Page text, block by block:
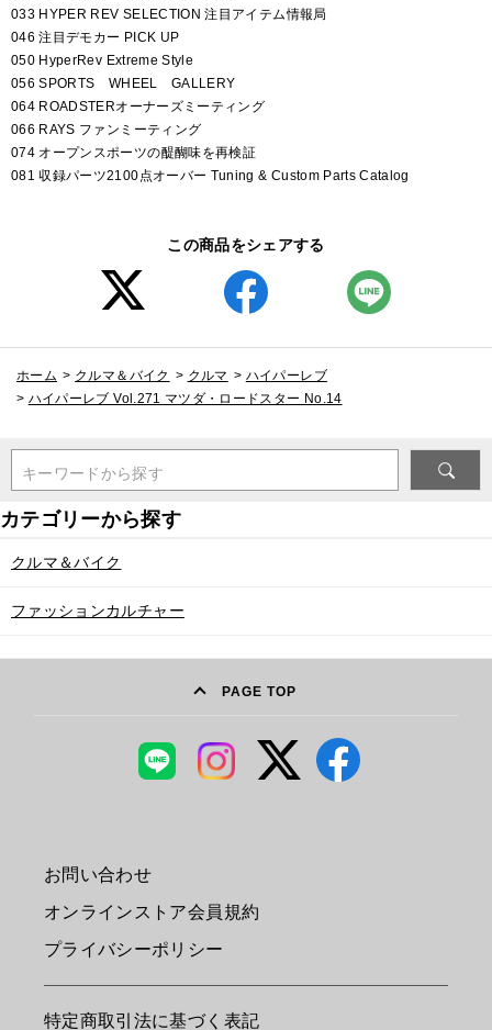
033 HYPER REV SELECTION 注目アイテム情報局
046 注目デモカー PICK UP
050 HyperRev Extreme Style
056 SPORTS WHEEL GALLERY
064 ROADSTERオーナーズミーティング
066 RAYS ファンミーティング
074 オープンスポーツの醍醐味を再検証
081 収録パーツ2100点オーバー Tuning & Custom Parts Catalog
この商品をシェアする
ホーム > クルマ＆バイク > クルマ > ハイパーレブ
> ハイパーレブ Vol.271 マツダ・ロードスター No.14
キーワードから探す
クルマ＆バイク
ファッションカルチャー
PAGE TOP
お問い合わせ
オンラインストア会員規約
プライバシーポリシー
特定商取引法に基づく表記